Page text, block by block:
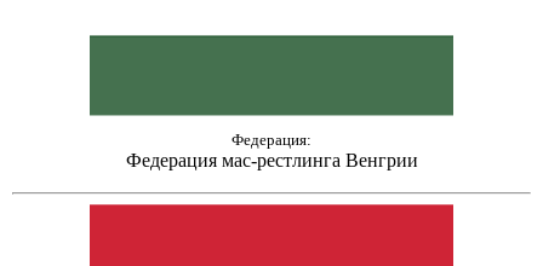
Федерация:
Федерация мас-рестлинга Венгрии